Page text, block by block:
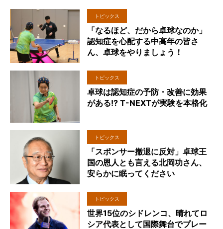
トピックス
「なるほど、だから卓球なのか」
認知症を心配する中高年の皆さ
ん、卓球をやりましょう！
トピックス
卓球は認知症の予防・改善に効果
がある!? T-NEXTが実験を本格化
トピックス
「スポンサー撤退に反対」卓球王
国の恩人とも言える北岡功さん、
安らかに眠ってください
トピックス
世界15位のシドレンコ、晴れてロ
シア代表として国際舞台でプレー